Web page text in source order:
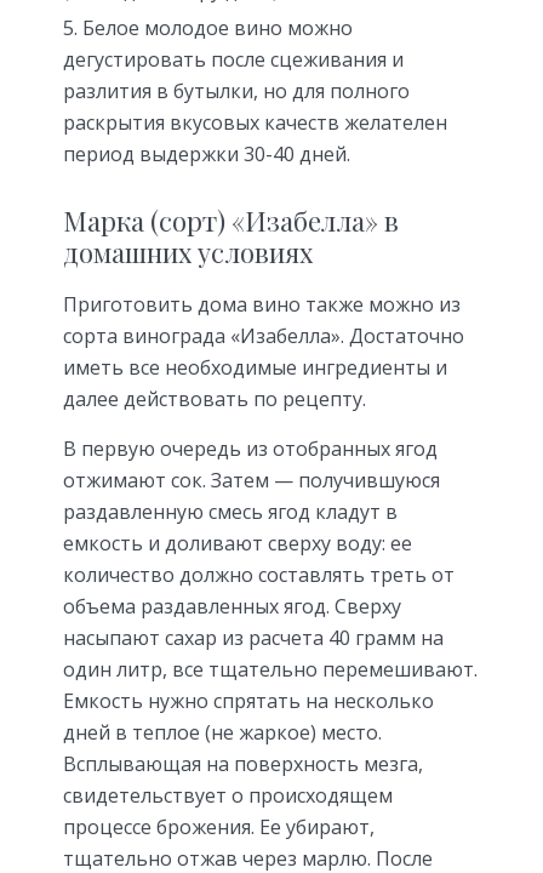
Белое молодое вино можно
дегустировать после сцеживания и
разлития в бутылки, но для полного
раскрытия вкусовых качеств желателен
период выдержки 30-40 дней.
Марка (сорт) «Изабелла» в
домашних условиях
Приготовить дома вино также можно из
сорта винограда «Изабелла». Достаточно
иметь все необходимые ингредиенты и
далее действовать по рецепту.
В первую очередь из отобранных ягод
отжимают сок. Затем — получившуюся
раздавленную смесь ягод кладут в
емкость и доливают сверху воду: ее
количество должно составлять треть от
объема раздавленных ягод. Сверху
насыпают сахар из расчета 40 грамм на
один литр, все тщательно перемешивают.
Емкость нужно спрятать на несколько
дней в теплое (не жаркое) место.
Всплывающая на поверхность мезга,
свидетельствует о происходящем
процессе брожения. Ее убирают,
тщательно отжав через марлю. После